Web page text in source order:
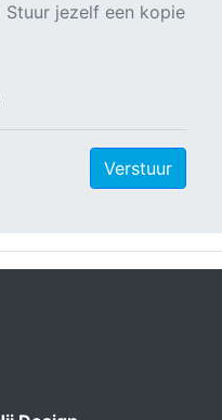
Stuur jezelf een kopie
Verstuur